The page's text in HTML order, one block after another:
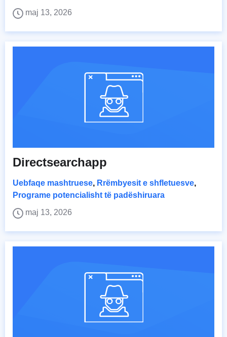
maj 13, 2026
Directsearchapp
Uebfaqe mashtruese, Rrëmbyesit e shfletuesve,
Programe potencialisht të padëshiruara
maj 13, 2026